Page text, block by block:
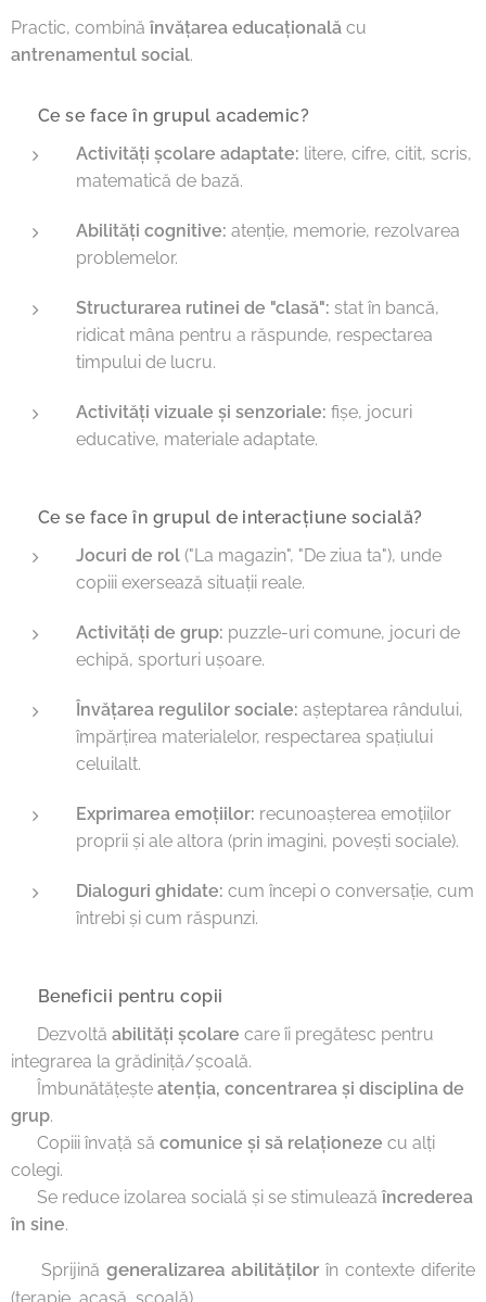
Practic, combină învățarea educațională cu
antrenamentul social.
🔹 Ce se face în grupul academic?
Activități școlare adaptate: litere, cifre, citit, scris,
matematică de bază.
Abilități cognitive: atenție, memorie, rezolvarea
problemelor.
Structurarea rutinei de "clasă": stat în bancă,
ridicat mâna pentru a răspunde, respectarea
timpului de lucru.
Activități vizuale și senzoriale: fișe, jocuri
educative, materiale adaptate.
🔹 Ce se face în grupul de interacțiune socială?
Jocuri de rol ("La magazin", "De ziua ta"), unde
copiii exersează situații reale.
Activități de grup: puzzle-uri comune, jocuri de
echipă, sporturi ușoare.
Învățarea regulilor sociale: așteptarea rândului,
împărțirea materialelor, respectarea spațiului
celuilalt.
Exprimarea emoțiilor: recunoașterea emoțiilor
proprii și ale altora (prin imagini, povești sociale).
Dialoguri ghidate: cum începi o conversație, cum
întrebi și cum răspunzi.
🔹 Beneficii pentru copii
✅ Dezvoltă abilități școlare care îi pregătesc pentru
integrarea la grădiniță/școală.
✅ Îmbunătățește atenția, concentrarea și disciplina de
grup.
✅ Copiii învață să comunice și să relaționeze cu alți
colegi.
✅ Se reduce izolarea socială și se stimulează încrederea
în sine.
✅ Sprijină generalizarea abilităților în contexte diferite